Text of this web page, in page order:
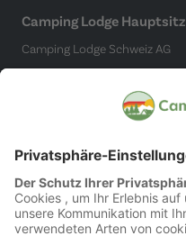
Camping Lodge Hauptsitz
Camping Lodge Schweiz AG
Social Media